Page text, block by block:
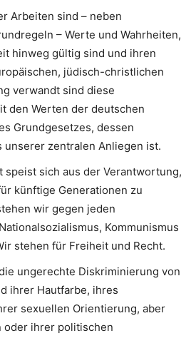
Arbeiten sind – neben
– Werte und Wahrheiten,
hinweg gültig sind und ihren
jüdisch-christlichen
verwandt sind diese
den Werten der deutschen
Grundgesetzes, dessen
unserer zentralen Anliegen ist.
speist sich aus der Verantwortung,
künftige Generationen zu
wir gegen jeden
Kommunismus
stehen für Freiheit und Recht.
ungerechte Diskriminierung von
ihrer Hautfarbe, ihres
sexuellen Orientierung, aber
oder ihrer politischen